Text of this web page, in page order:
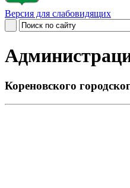
Версия для слабовидящих
Кореновского